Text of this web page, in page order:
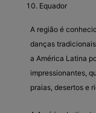
Equador
A região é
danças
a América Latina
impressionantes,
praias, desertos e